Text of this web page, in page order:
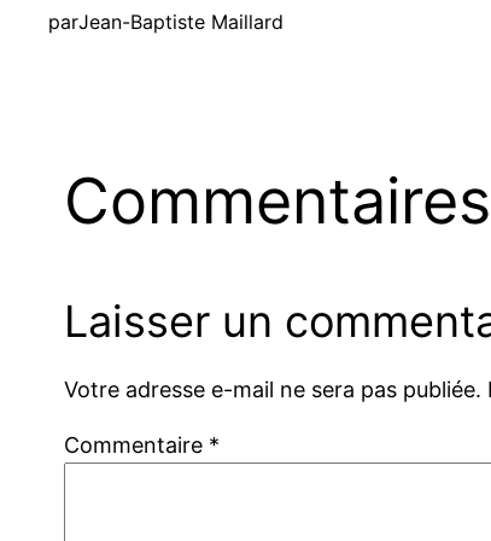
parJean-Baptiste Maillard
Commentaires
Laisser un
Votre adresse e-mail ne sera pas publiée.
Commentaire *